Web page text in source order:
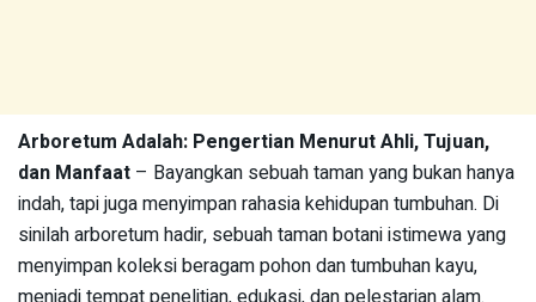
Arboretum Adalah: Pengertian Menurut Ahli, Tujuan,
dan Manfaat – Bayangkan sebuah taman yang bukan hanya
indah, tapi juga menyimpan rahasia kehidupan tumbuhan. Di
sinilah arboretum hadir, sebuah taman botani istimewa yang
menyimpan koleksi beragam pohon dan tumbuhan kayu,